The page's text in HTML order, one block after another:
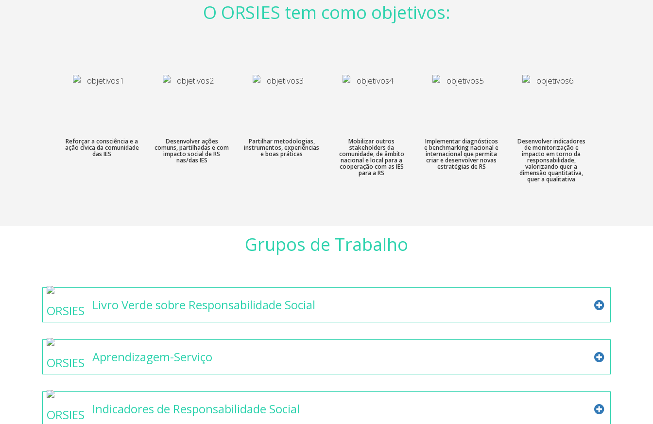
O ORSIES tem como objetivos:
Reforçar a consciência e a
ação cívica da comunidade
das IES
Desenvolver ações
comuns, partilhadas e com
impacto social de RS
nas/das IES
Partilhar metodologias,
instrumentos, experiências
e boas práticas
Mobilizar outros
stakeholders da
comunidade, de âmbito
nacional e local para a
cooperação com as IES
para a RS
Implementar diagnósticos
e benchmarking nacional e
internacional que permita
criar e desenvolver novas
estratégias de RS
Desenvolver indicadores
de monitorização e
impacto em torno da
responsabilidade,
valorizando quer a
dimensão quantitativa,
quer a qualitativa
Grupos de Trabalho
Livro Verde sobre Responsabilidade Social
Aprendizagem-Serviço
Indicadores de Responsabilidade Social